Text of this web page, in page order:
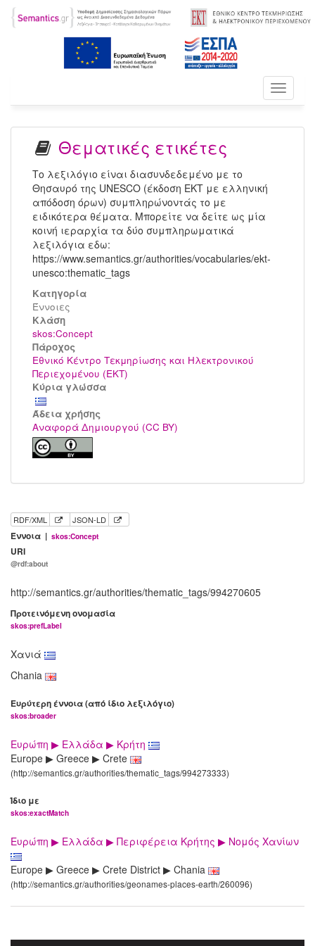
Toggle
Θεματικές ετικέτες
Το λεξιλόγιο είναι διασυνδεδεμένο με το
Θησαυρό της UNESCO (έκδοση ΕΚΤ με ελληνική
απόδοση όρων) συμπληρώνοντάς το με
ειδικότερα θέματα. Μπορείτε να δείτε ως μία
κοινή ιεραρχία τα δύο συμπληρωματικά
λεξιλόγια εδω:
https://www.semantics.gr/authorities/vocabularies/ekt-
unesco:thematic_tags
Κατηγορία
Έννοιες
Kλάση
skos:Concept
Πάροχος
Εθνικό Κέντρο Τεκμηρίωσης και Ηλεκτρονικού
Περιεχομένου (ΕΚΤ)
Κύρια γλώσσα
Άδεια χρήσης
Αναφορά Δημιουργού (CC BY)
RDF/XML JSON-LD
Έννοια | skos:Concept
URI
@rdf:about
http://semantics.gr/authorities/thematic_tags/994270605
Προτεινόμενη ονομασία
skos:prefLabel
Χανιά
Chania
Ευρύτερη έννοια (από ίδιο λεξιλόγιο)
skos:broader
Ευρώπη ▶ Ελλάδα ▶ Κρήτη
Europe ▶ Greece ▶ Crete
(http://semantics.gr/authorities/thematic_tags/994273333)
Ίδιο με
skos:exactMatch
Ευρώπη ▶ Ελλάδα ▶ Περιφέρεια Κρήτης ▶ Νομός Χανίων
Europe ▶ Greece ▶ Crete District ▶ Chania
(http://semantics.gr/authorities/geonames-places-earth/260096)